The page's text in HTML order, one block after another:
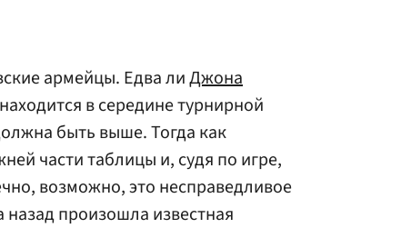
армейцы. Едва лиДжона
в середине турнирной
быть выше. Тогда как
части таблицы и, судя по игре,
возможно, это несправедливое
произошла известная